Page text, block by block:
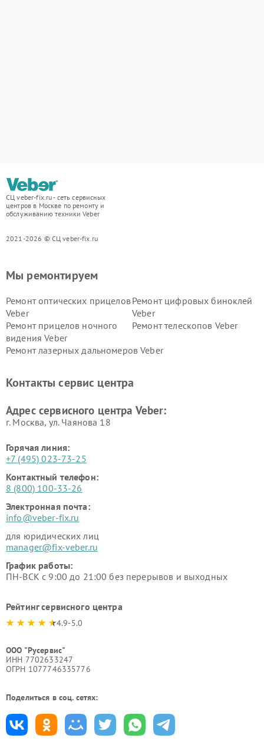
СЦ veber-fix.ru - сеть сервисных
центров в Москве по ремонту и
обслуживанию техники Veber
2021-2026 © СЦ veber-fix.ru
Мы ремонтируем
Ремонт оптических прицелов
Veber
Ремонт цифровых биноклей
Veber
Ремонт прицелов ночного
видения Veber
Ремонт телескопов Veber
Ремонт лазерных дальномеров Veber
Контакты сервис центра
Адрес сервисного центра Veber:
г. Москва, ул. Чаянова 18
Горячая линия:
+7 (495) 023-73-25
Контактный телефон:
8 (800) 100-33-26
Электронная почта:
info@veber-fix.ru
для юридических лиц
manager@fix-veber.ru
График работы:
ПН-ВСК с 9:00 до 21:00 без перерывов и выходных
Рейтинг сервисного центра
4.9-5.0
ООО "Русервис"
ИНН 7702633247
ОГРН 1077746335776
Поделиться в соц. сетях: